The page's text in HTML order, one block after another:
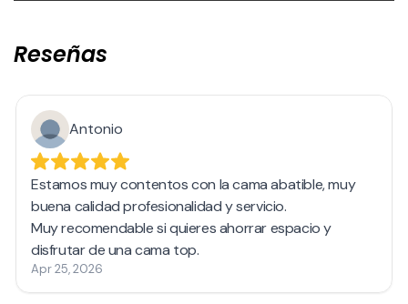
Reseñas